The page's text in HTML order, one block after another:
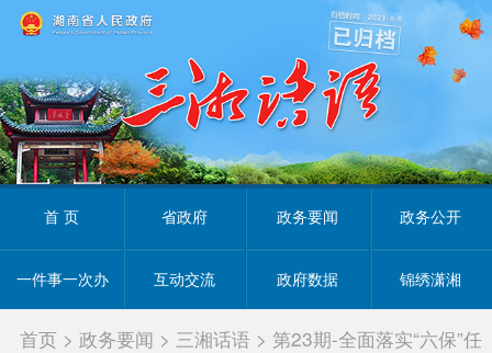
首 页 省政府 政务要闻 政务公开
一件事一次办 互动交流 政府数据 锦绣潇湘
首页 >政务要闻 > 三湘话语 > 第23期-全面落实“六保”任